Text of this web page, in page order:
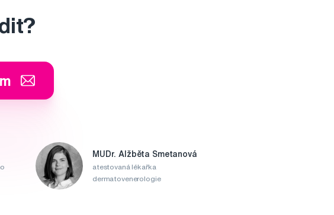
MUDr. Alžběta Smetanová
atestovaná lékařka
dermatovenerologie